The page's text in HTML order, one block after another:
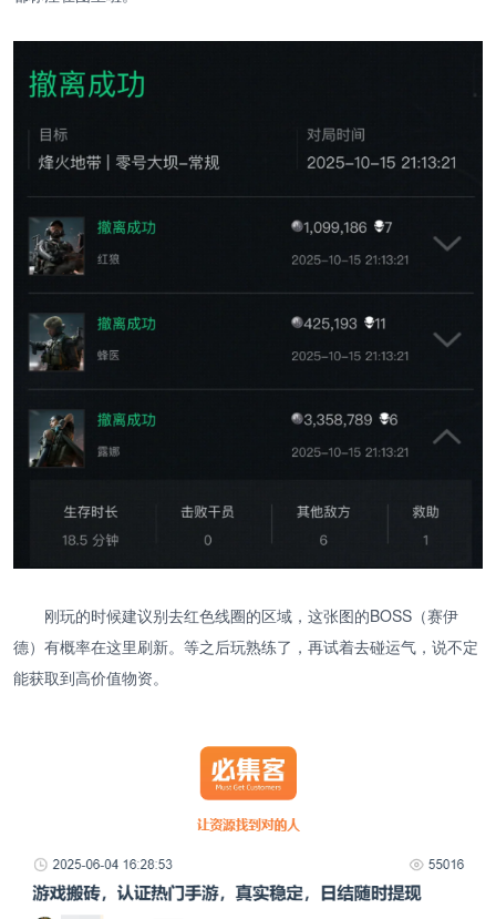
刚玩的时候建议别去红色线圈的区域，这张图的BOSS（赛伊
德）有概率在这里刷新。等之后玩熟练了，再试着去碰运气，说不定
能获取到高价值物资。